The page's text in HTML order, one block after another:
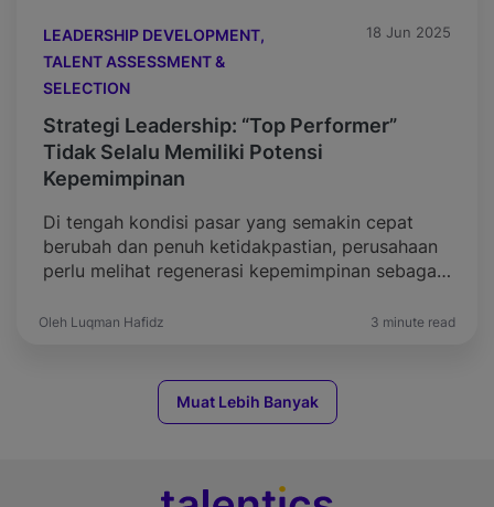
LEADERSHIP DEVELOPMENT,
TALENT ASSESSMENT &
SELECTION
18 Jun 2025
Strategi Leadership: “Top Performer”
Tidak Selalu Memiliki Potensi
Kepemimpinan
Di tengah kondisi pasar yang semakin cepat
berubah dan penuh ketidakpastian, perusahaan
perlu melihat regenerasi kepemimpinan sebagai
jangka panjang. Ketahanan bisnis tidak cukup
menyiapkan calon pemimpin masa depan.
Sayangnya, masih banyak organisasi yang
Oleh Luqman Hafidz 3 minute read
Muat Lebih Banyak